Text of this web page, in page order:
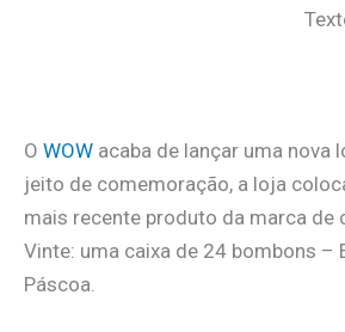
O WOW acaba de lançar uma nova
jeito de comemoração, a loja
mais recente produto da marca de
Vinte: uma caixa de 24 bombons –
Páscoa.